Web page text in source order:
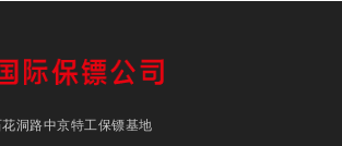
花洞路中京特工保镖基地